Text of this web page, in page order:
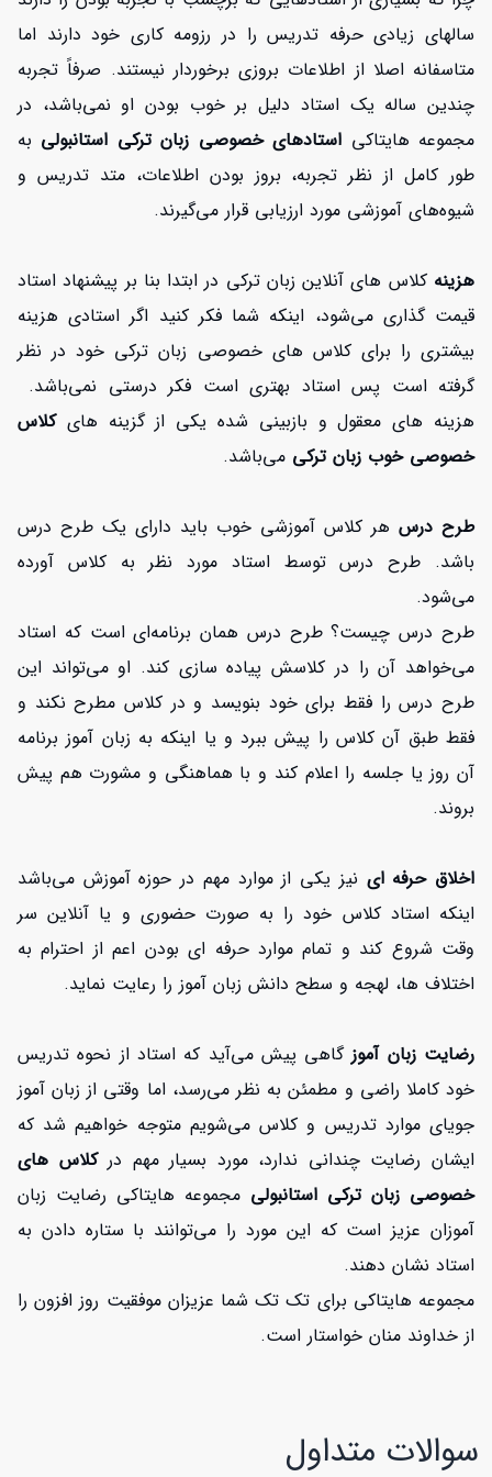
سالهای زیادی حرفه تدریس را در رزومه کاری خود دارند اما
متاسفانه اصلا از اطلاعات بروزی برخوردار نیستند. صرفاً تجربه
چندین ساله یک استاد دلیل بر خوب بودن او نمی‌باشد، در
مجموعه‌ هایتاکی استادهای خصوصی زبان ترکی استانبولی به
طور کامل از نظر تجربه، بروز بودن اطلاعات، متد تدریس و
شیوه‌های آموزشی مورد ارزیابی قرار می‌گیرند.
هزینهکلاس های آنلاین زبان ترکی در ابتدا بنا بر پیشنهاد استاد
قیمت گذاری می‌شود، اینکه شما فکر کنید اگر استادی هزینه
بیشتری را برای کلاس های خصوصی زبان ترکی خود در نظر
گرفته است پس استاد بهتری است فکر درستی نمی‌باشد.
هزینه های معقول و بازبینی شده یکی از گزینه های کلاس
خصوصی خوب زبان ترکی می‌باشد.
طرح درس هر کلاس آموزشی خوب باید دارای یک طرح درس
باشد. طرح درس توسط استاد مورد نظر به کلاس آورده
می‌شود.
طرح درس چیست؟ طرح درس همان برنامه‌ای است که استاد
می‌خواهد آن را در کلاسش پیاده سازی کند. او می‌تواند این
طرح درس را فقط برای خود بنویسد و در کلاس مطرح نکند و
فقط طبق آن کلاس را پیش ببرد و یا اینکه به زبان آموز برنامه
آن روز یا جلسه را اعلام کند و با هماهنگی و مشورت هم پیش
بروند.
اخلاق حرفه ای نیز یکی از موارد مهم در حوزه آموزش می‌باشد
اینکه استاد کلاس خود را به صورت حضوری و یا آنلاین سر
وقت شروع کند و تمام موارد حرفه ای بودن اعم از احترام به
اختلاف ها، لهجه و سطح دانش زبان آموز را رعایت نماید.
رضایت زبان آموزگاهی پیش می‌آید که استاد از نحوه تدریس
خود کاملا راضی و مطمئن به نظر می‌رسد، اما وقتی از زبان آموز
جویای موارد تدریس و کلاس می‌شویم متوجه خواهیم شد که
ایشان رضایت چندانی ندارد، مورد بسیار مهم درکلاس های
خصوصی زبان ترکی استانبولی مجموعه هایتاکی رضایت زبان
آموزان عزیز است که این مورد را می‌توانند با ستاره دادن به
استاد نشان دهند.
مجموعه هایتاکی برای تک تک شما عزیزان موفقیت روز افزون را
از خداوند منان خواستار است.
سوالات متداول